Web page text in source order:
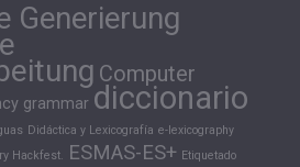
Generierung
Computer
grammar diccionario
Didáctica y Lexicografía e-lexicography
Hackfest. ESMAS-ES+ Etiquetado